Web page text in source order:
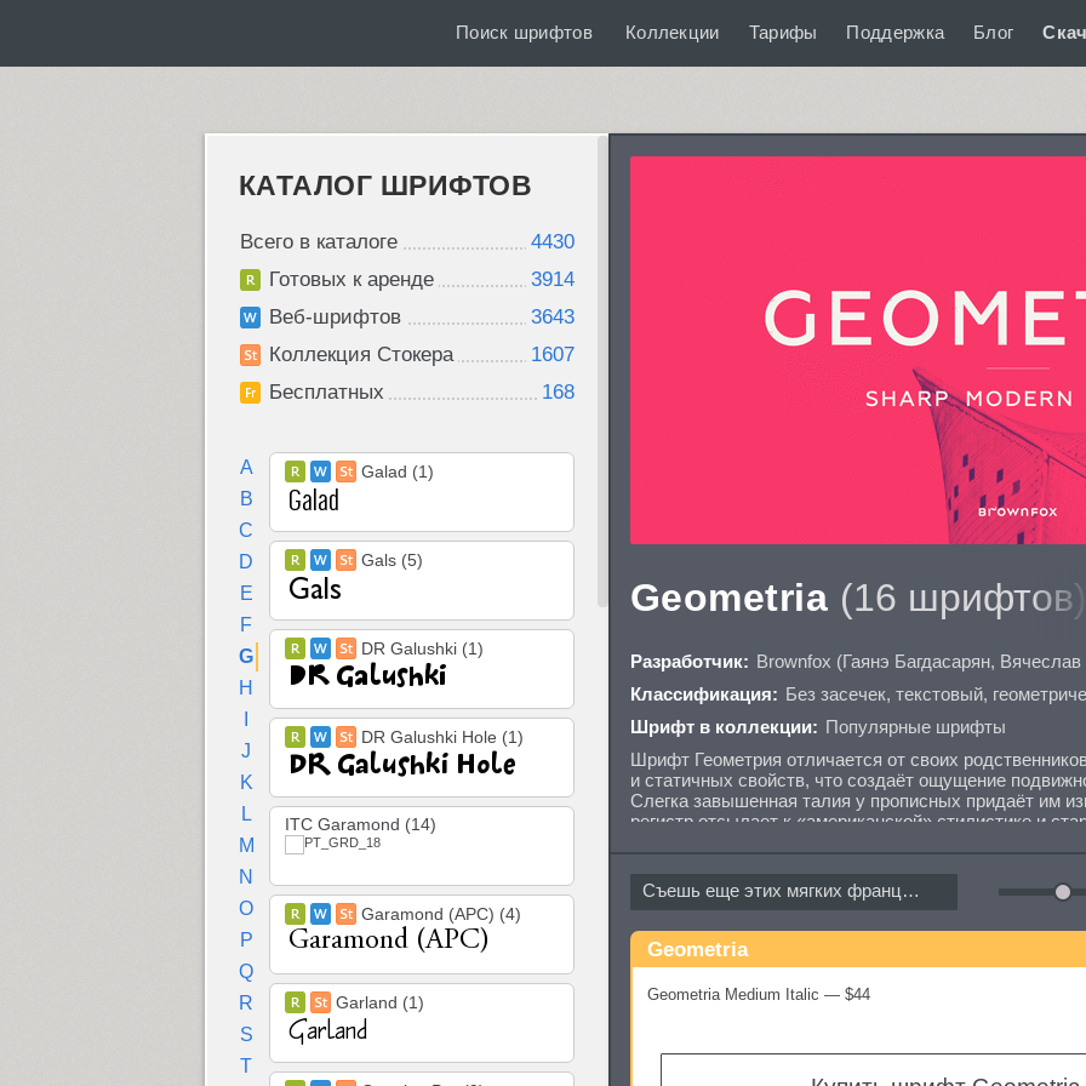
Поиск шрифтов Коллекции Тарифы Поддержка Блог
КАТАЛОГ ШРИФТОВ
Всего в каталоге
4430
Готовых к аренде
3914
Веб-шрифтов
3643
Коллекция Стокера
1607
Бесплатных
168
A
B
C
D
E
F
G
H
J
K
L
M
N
O
P
Q
R
S
T
Galad (1)
Gals (5)
DR Galushki (1)
DR Galushki Hole (1)
ITC Garamond (14)
Garamond (APC) (4)
Garland (1)
Geometria (16 шрифтов)
Разработчик: Brownfox (Гаянэ Багдасарян, Вячеслав
Классификация: Без засечек, текстовый,
Шрифт в коллекции: Популярные шрифты
Шрифт Геометрия отличается от своих
и статичных свойств, что создаёт ощущение
Слегка завышенная талия у прописных придаёт им
регистр отсылает к «американской» стилистике и
кокетливости и дружелюбности. За простыми
противоположные черты. Шрифт иногда строг, иногда
винтажным. Умелые руки типографа смогут выявить и
требует решение поставленной задачи. В состав
цифр и знаков валют, альтернативные глифы,
двух регистров. 815 символов в каждом начертании
Съешь еще этих мягких французских...
Geometria
Geometria Medium Italic — $44